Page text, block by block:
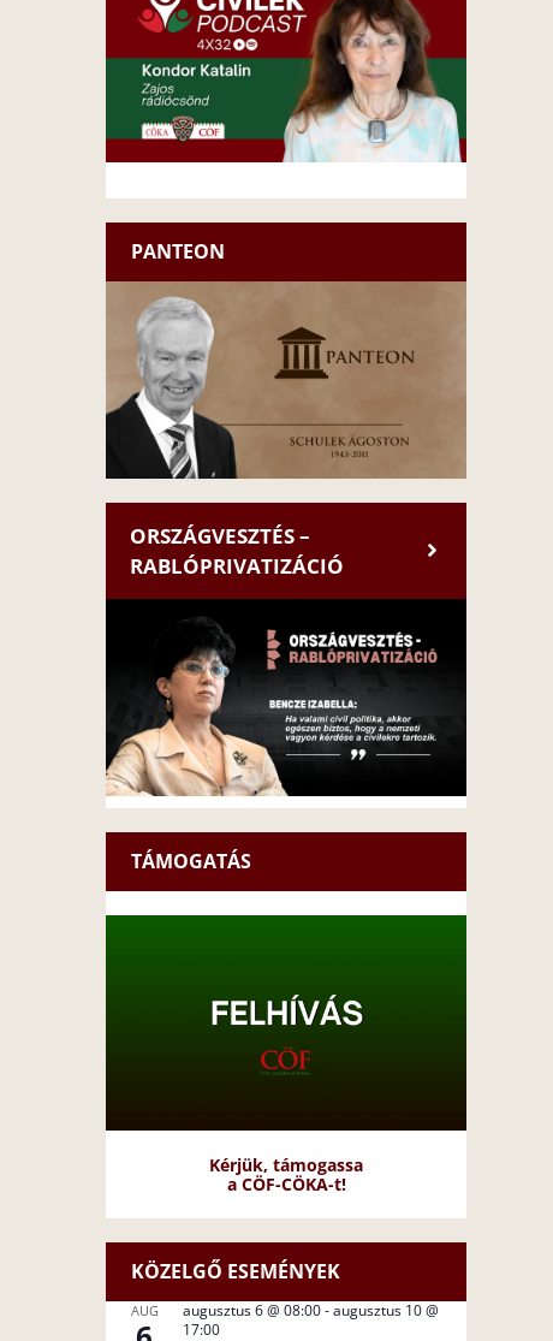
PANTEON
ORSZÁGVESZTÉS –
RABLÓPRIVATIZÁCIÓ
TÁMOGATÁS
Kérjük, támogassa
a CÖF-CÖKA-t!
KÖZELGŐ ESEMÉNYEK
AUG augusztus 6 @ 08:00-augusztus 10 @
17:00